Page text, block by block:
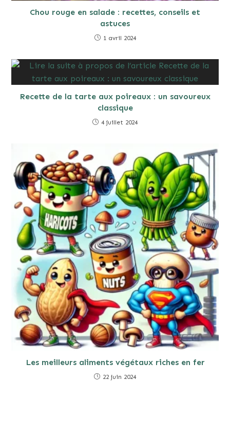
Chou rouge en salade : recettes, conseils et
astuces
1 avril 2024
Recette de la tarte aux poireaux : un savoureux
classique
4 juillet 2024
Les meilleurs aliments végétaux riches en fer
22 juin 2024